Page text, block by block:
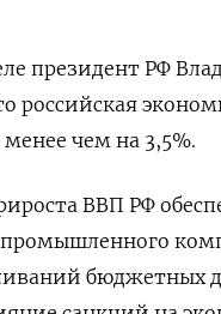
президент РФ
российская
чем на 3,5%.
ВВП РФ
бюджетных